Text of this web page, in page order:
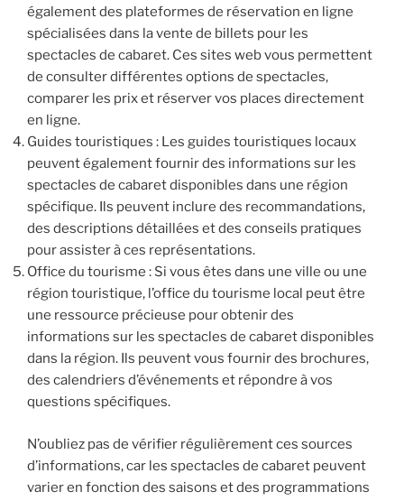
également des plateformes de réservation en ligne
spécialisées dans la vente de billets pour les
spectacles de cabaret. Ces sites web vous permettent
de consulter différentes options de spectacles,
comparer les prix et réserver vos places directement
en ligne.
Guides touristiques : Les guides touristiques locaux
peuvent également fournir des informations sur les
spectacles de cabaret disponibles dans une région
spécifique. Ils peuvent inclure des recommandations,
des descriptions détaillées et des conseils pratiques
pour assister à ces représentations.
Office du tourisme : Si vous êtes dans une ville ou une
région touristique, l’office du tourisme local peut être
une ressource précieuse pour obtenir des
informations sur les spectacles de cabaret disponibles
dans la région. Ils peuvent vous fournir des brochures,
des calendriers d’événements et répondre à vos
questions spécifiques.
N’oubliez pas de vérifier régulièrement ces sources
d’informations, car les spectacles de cabaret peuvent
varier en fonction des saisons et des programmations